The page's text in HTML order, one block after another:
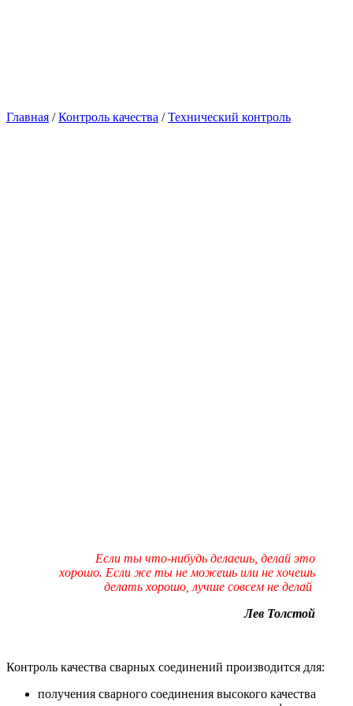
Главная /Контроль качества /Технический контроль
Если ты что-нибудь делаешь, делай это
хорошо. Если же ты не можешь или не хочешь
делать хорошо, лучше совсем не делай
Лев Толстой
Контроль качества сварных соединений производится для:
получения сварного соединения высокого качества